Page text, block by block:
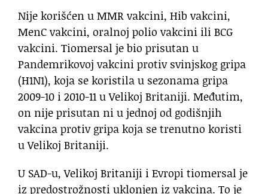
Nije korišćen u MMR vakcini, Hib vakcini,
MenC vakcini, oralnoj polio vakcini ili BCG
vakcini. Tiomersal je bio prisutan u
Pandemrikovoj vakcini protiv svinjskog gripa
(H1N1), koja se koristila u sezonama gripa
2009-10 i 2010-11 u Velikoj Britaniji. Međutim,
on nije prisutan ni u jednoj od godišnjih
vakcina protiv gripa koja se trenutno koristi
u Velikoj Britaniji.
U SAD-u, Velikoj Britaniji i Evropi tiomersal je
iz predostrožnosti uklonjen iz vakcina. To je